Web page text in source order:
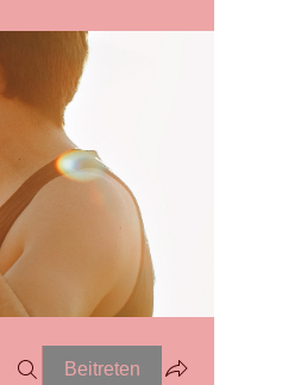
Beitreten